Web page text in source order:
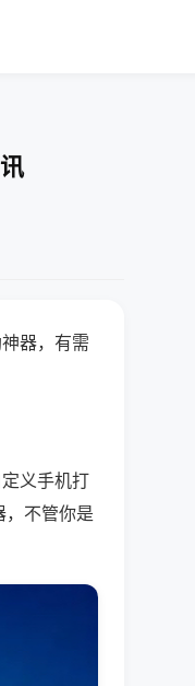
器，有需
义手机打
，不管你是